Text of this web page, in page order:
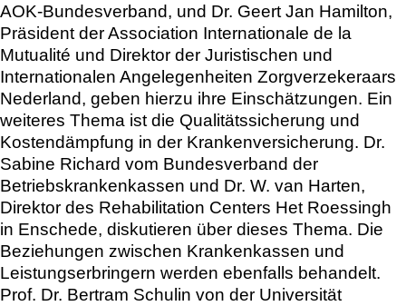
AOK-Bundesverband, und Dr. Geert Jan Hamilton,
Präsident der Association Internationale de la
Mutualité und Direktor der Juristischen und
Internationalen Angelegenheiten Zorgverzekeraars
Nederland, geben hierzu ihre Einschätzungen. Ein
weiteres Thema ist die Qualitätssicherung und
Kostendämpfung in der Krankenversicherung. Dr.
Sabine Richard vom Bundesverband der
Betriebskrankenkassen und Dr. W. van Harten,
Direktor des Rehabilitation Centers Het Roessingh
in Enschede, diskutieren über dieses Thema. Die
Beziehungen zwischen Krankenkassen und
Leistungserbringern werden ebenfalls behandelt.
Prof. Dr. Bertram Schulin von der Universität